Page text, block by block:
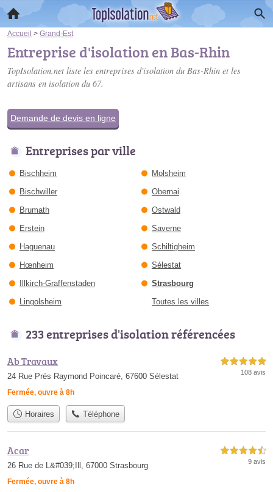
Accueil > Grand-Est
Entreprise d'isolation en Bas-Rhin
TopIsolation.net liste les entreprises d'isolation du Bas-Rhin et les
artisans en isolation du 67.
Demande de devis en ligne
Entreprises par ville
Bischheim
Bischwiller
Brumath
Erstein
Haguenau
Hœnheim
Illkirch-Graffenstaden
Lingolsheim
Molsheim
Obernai
Ostwald
Saverne
Schiltigheim
Sélestat
Strasbourg
Toutes les villes
233 entreprises d'isolation référencées
Ab Travaux
24 Rue Prés Raymond Poincaré, 67600 Sélestat
Fermée, ouvre à 8h
5,0 étoiles sur 5
108 avis
Horaires Téléphone
Acar
26 Rue de L&#039;Ill, 67000 Strasbourg
Fermée, ouvre à 8h
4,5 étoiles sur 5
9 avis